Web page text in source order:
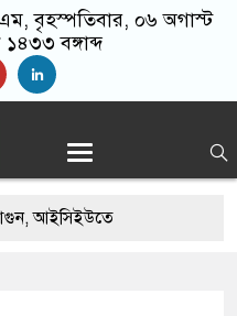
, বৃহস্পতিবার, ০৬ অগাস্ট
বঙ্গাব্দ
আইসিইউতে